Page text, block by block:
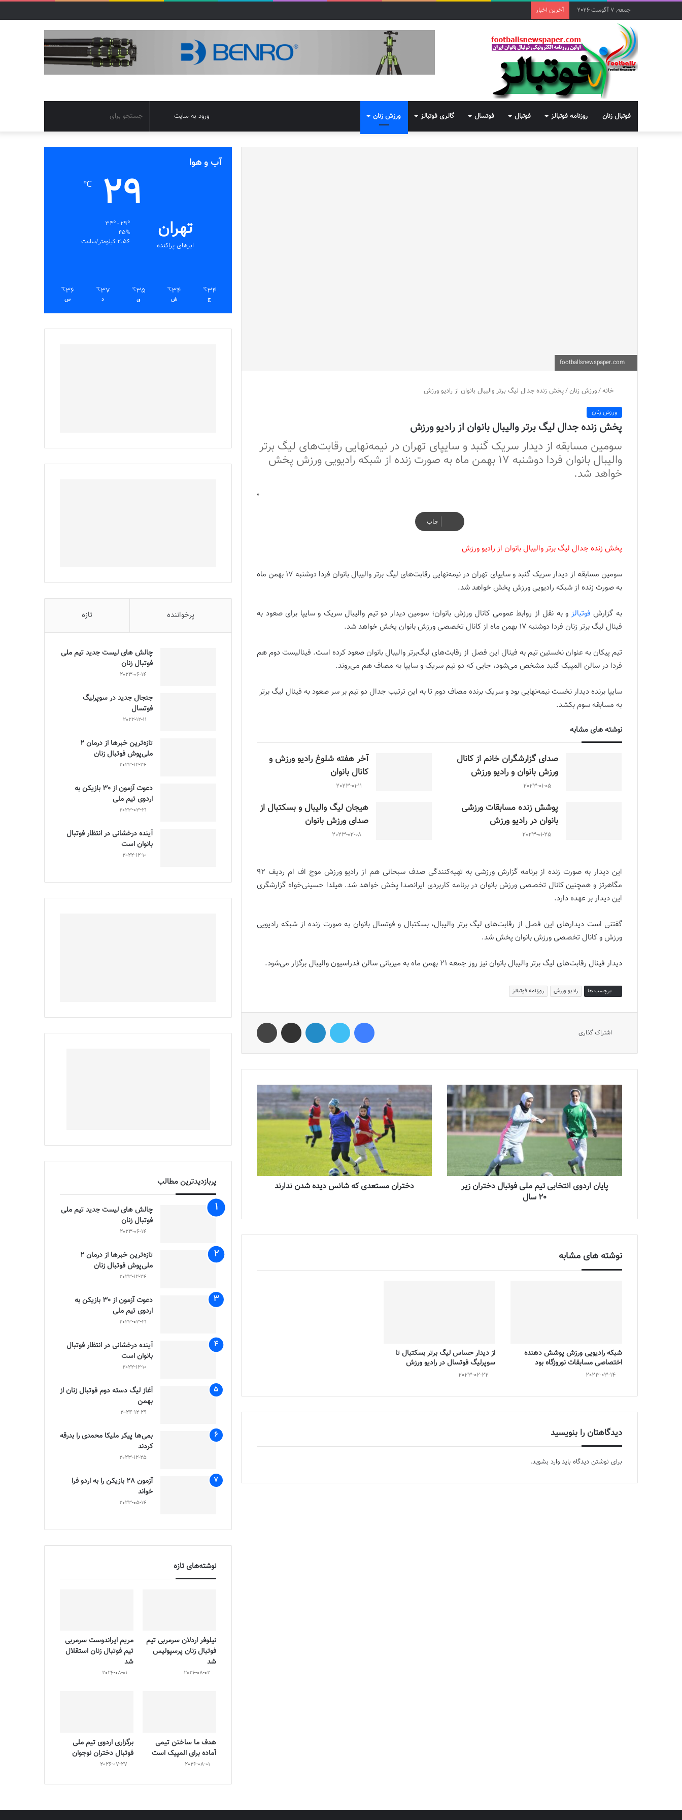
جمعه, 7 آگوست 2026 آخرین اخبار
فوتبال زنان روزنامه فوتبالز فوتبال فوتسال گالری فوتبالز ورزش زنان
برای
تغییر
پوسته
ورود به سایت
خانه/ورزش زنان/پخش زنده جدال لیگ برتر والیبال بانوان از رادیو ورزش
ورزش زنان
پخش زنده جدال لیگ برتر والیبال بانوان از رادیو ورزش
سومین مسابقه از دیدار سریک گنبد و سایپای تهران در نیمه‌نهایی رقابت‌های لیگ برتر
والیبال بانوان فردا دوشنبه ۱۷ بهمن ماه به صورت زنده از شبکه رادیویی ورزش پخش
خواهد شد.
0
چاپ
پخش زنده جدال لیگ برتر والیبال بانوان از رادیو ورزش
سومین مسابقه از دیدار سریک گنبد و سایپای تهران در نیمه‌نهایی رقابت‌های لیگ برتر والیبال بانوان فردا دوشنبه ۱۷ بهمن ماه
به صورت زنده از شبکه رادیویی ورزش پخش خواهد شد.
به گزارش فوتبالز و به نقل از روابط عمومی کانال ورزش بانوان؛ سومین دیدار دو تیم والیبال سریک و سایپا برای صعود به
فینال لیگ برتر زنان فردا دوشنبه ۱۷ بهمن ماه از کانال تخصصی ورزش بانوان پخش خواهد شد.
تیم پیکان به عنوان نخستین تیم به فینال این فصل از رقابت‌های لیگ‌برتر والیبال بانوان صعود کرده است. فینالیست دوم هم
فردا در سالن المپیک گنبد مشخص می‌شود، جایی که دو تیم سریک و سایپا به مصاف هم می‌روند.
سایپا برنده دیدار نخست نیمه‌نهایی بود و سریک برنده مصاف دوم تا به این ترتیب جدال دو تیم بر سر صعود به فینال لیگ برتر
به مسابقه سوم بکشد.
نوشته های مشابه
صدای گزارشگران خانم از کانال
ورزش بانوان و رادیو ورزش
2023-01-05
آخر هفته شلوغ رادیو ورزش و
کانال بانوان
2023-01-11
پوشش زنده مسابقات ورزشی
بانوان در رادیو ورزش
2023-01-25
هیجان لیگ والیبال و بسکتبال از
صدای ورزش بانوان
2023-02-08
این دیدار به صورت زنده از برنامه گزارش ورزشی به تهیه‌کنندگی صدف سبحانی هم از رادیو ورزش موج اف ام ردیف ۹۲
مگاهرتز و همچنین کانال تخصصی ورزش بانوان در برنامه کاربردی ایران‎صدا پخش خواهد شد. هیلدا حسینی‌خواه گزارشگری
این دیدار بر عهده دارد.
گفتنی است دیدارهای این فصل از رقابت‌های لیگ برتر والیبال، بسکتبال و فوتسال بانوان به صورت زنده از شبکه رادیویی
ورزش و کانال تخصصی ورزش بانوان پخش شد.
دیدار فینال رقابت‌های لیگ برتر والیبال بانوان نیز روز جمعه ۲۱ بهمن ماه به میزبانی سالن فدراسیون والیبال برگزار می‌شود.
برچسب ها رادیو ورزش روزنامه فوتبالز
اشتراک گذاری
پایان اردوی انتخابی تیم ملی فوتبال دختران زیر
20 سال
دختران مستعدی که شانس دیده شدن ندارند
نوشته های مشابه
شبکه رادیویی ورزش پوشش دهنده
اختصاصی مسابقات نوروزگاه بود
2023-03-14
از دیدار حساس لیگ برتر بسکتبال تا
سوپرلیگ فوتسال در رادیو ورزش
2023-02-22
دیدگاهتان را بنویسید
برای نوشتن دیدگاه باید وارد بشوید.
آب و هوا
تهران
ابرهای پراکنده
29
℃
45%
2.56 کیلومتر/ساعت
34
℃
ج
34
℃
ش
35
℃
ی
37
℃
د
36
℃
س
پرخواننده تازه
چالش هاى ليست جدید تيم ملى
فوتبال زنان
2023-06-14
جنجال جدید در سوپرلیگ
فوتسال
2022-12-11
تازه‌ترین خبرها از درمان ۲
ملی‌پوش فوتبال زنان
2023-12-24
دعوت آزمون از 30 بازیکن به
اردوی تیم ملی
2023-03-21
آینده درخشانی در انتظار فوتبال
بانوان است
2022-12-10
پربازدیدترین مطالب
چالش هاى ليست جدید تيم ملى
فوتبال زنان
2023-06-14
تازه‌ترین خبرها از درمان ۲
ملی‌پوش فوتبال زنان
2023-12-24
دعوت آزمون از 30 بازیکن به
اردوی تیم ملی
2023-03-21
آینده درخشانی در انتظار فوتبال
بانوان است
2022-12-10
آغاز لیگ دسته دوم فوتبال زنان از
بهمن
2024-12-29
بمی‌ها پیکر ملیکا محمدی را بدرقه
کردند
2023-12-25
آزمون 28 بازیکن را به اردو فرا
خواند
2023-05-14
نوشته‌های تازه
نیلوفر اردلان سرمربی تیم
فوتبال زنان پرسپولیس
شد
2026-08-02
مریم ایراندوست سرمربی
تیم فوتبال زنان استقلال
شد
2026-08-01
هدف ما ساختن تیمی
آماده برای المپیک است
2026-08-01
برگزاری اردوی تیم ملی
فوتبال دختران نوجوان
2026-07-27